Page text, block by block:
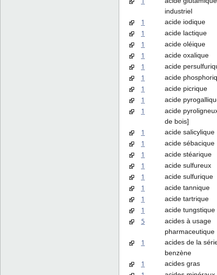
industriel
1 acide iodique
1 acide lactique
1 acide oléique
1 acide oxalique
1 acide
1 acide
1 acide picrique
1 acide
1
acide
de bois]
1 acide salicylique
1 acide sébacique
1 acide stéarique
1 acide sulfureux
1 acide sulfurique
1 acide tannique
1 acide tartrique
1 acide tungstique
5
acides à usage
pharmaceutique
1
acides de la
benzène
1 acides gras